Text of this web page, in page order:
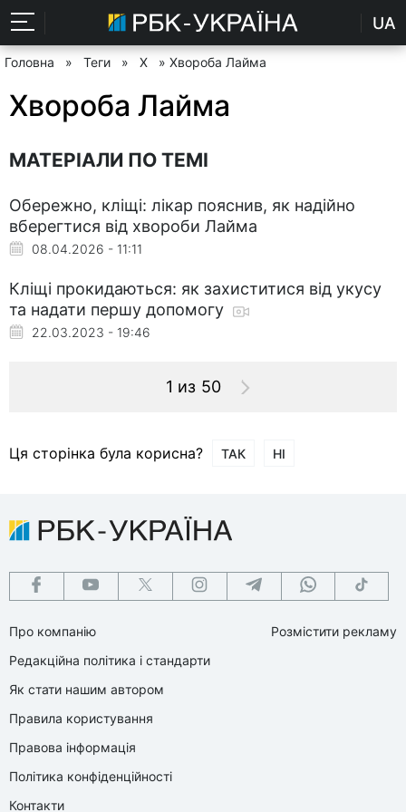
UA
Головна » Теги » Х » Хвороба Лайма
Хвороба Лайма
МАТЕРІАЛИ ПО ТЕМІ
Обережно, кліщі: лікар пояснив, як надійно
вберегтися від хвороби Лайма
08.04.2026 - 11:11
Кліщі прокидаються: як захиститися від укусу
та надати першу допомогу
22.03.2023 - 19:46
1 из 50
Ця сторінка була корисна? ТАК НІ
Про компанію
Редакційна політика і стандарти
Як стати нашим автором
Правила користування
Правова інформація
Політика конфіденційності
Контакти
Розмістити рекламу